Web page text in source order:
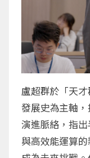
盧超群於「天
發展史為主軸
演進脈絡，指
與高效能運算